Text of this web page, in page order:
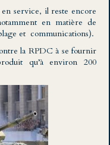
service, il reste encore
en matière de
et communications).
la RPDC à se fournir
qu’à environ 200